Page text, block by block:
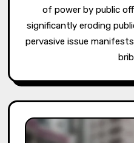
of power by public
significantly eroding
pervasive issue